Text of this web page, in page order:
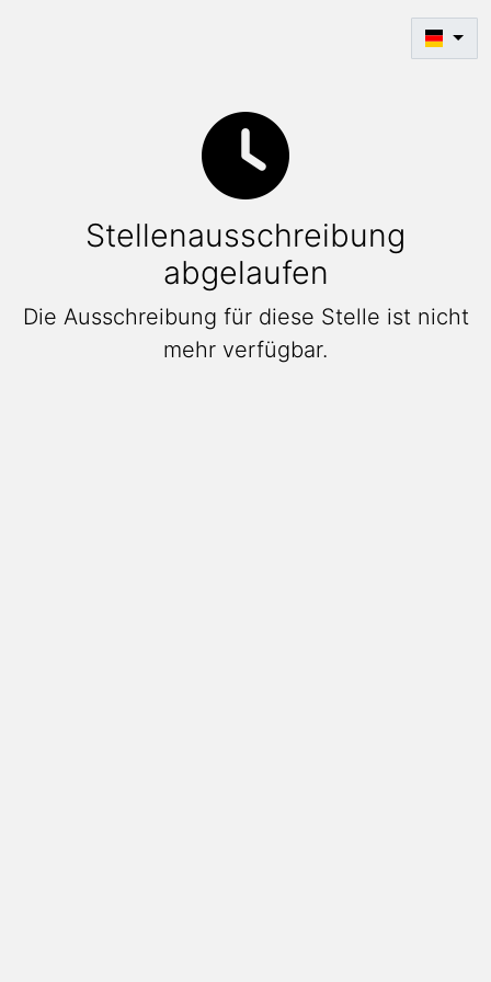
Stellenausschreibung
abgelaufen
Die Ausschreibung für diese Stelle ist nicht
mehr verfügbar.